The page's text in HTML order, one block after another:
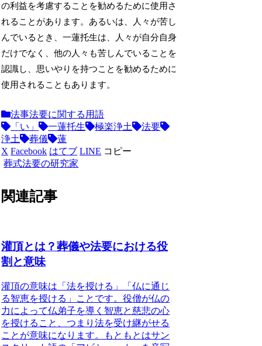
の利益を考慮することを勧めるために使用さ
れることがあります。あるいは、人々が苦し
んでいるとき、一蓮托生は、人々が自分自身
だけでなく、他の人々も苦しんでいることを
認識し、思いやりを持つことを勧めるために
使用されることもあります。
法事法要に関する用語
「い」
一蓮托生 極楽浄土
法要
浄土
葬儀
蓮
X Facebook はてブ LINE コピー
葬式法要の研究家
関連記事
灌頂とは？葬儀や法要における役
割と意味
灌頂の意味は「法を授ける」「仏に通じ
る智恵を授ける」ことです。役僧が仏の
力によって仏弟子を導く智恵と慈悲の心
を授けること、つまり法を受け継がせる
ことが意味になります。もともとはサン